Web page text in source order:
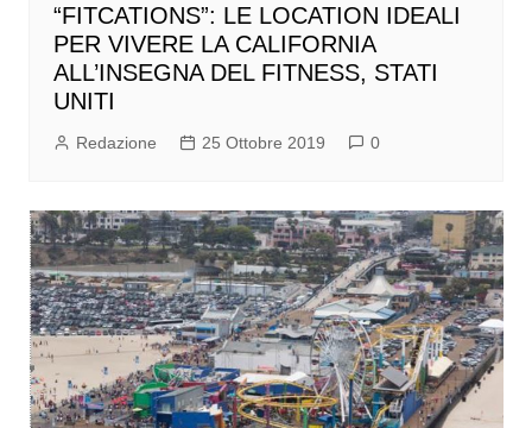
“FITCATIONS”: LE LOCATION IDEALI
PER VIVERE LA CALIFORNIA
ALL’INSEGNA DEL FITNESS, STATI
UNITI
Redazione 25 Ottobre 2019 0